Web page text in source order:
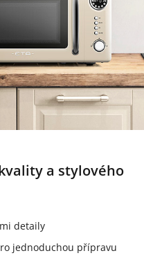
a stylového
detaily
jednoduchou přípravu